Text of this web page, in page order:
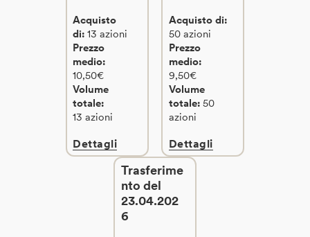
Acquisto
di: 13 azioni
Prezzo
medio:
10,50€
Volume
totale:
13 azioni
Dettagli
Acquisto di:
50 azioni
Prezzo
medio:
9,50€
Volume
totale: 50
azioni
Dettagli
Trasferime
nto del
23.04.202
6